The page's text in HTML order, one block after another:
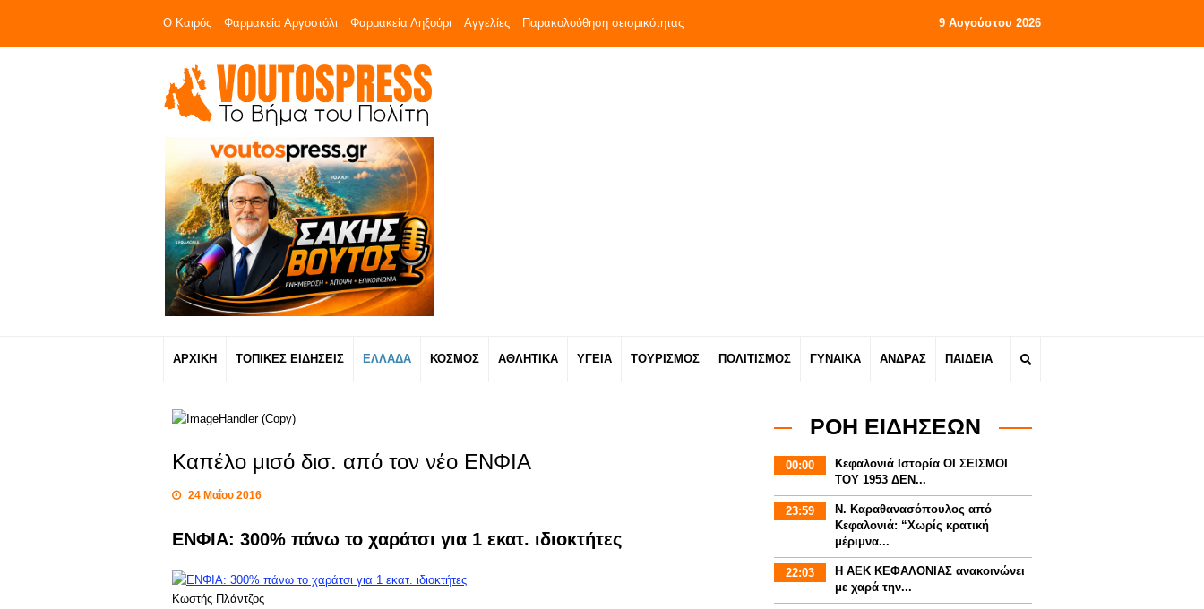
Ο Καιρός Φαρμακεία Αργοστόλι Φαρμακεία Ληξούρι Αγγελίες Παρακολούθηση σεισμικότητας 9 Αυγούστου 2026
ΑΡΧΙΚΗ ΤΟΠΙΚΕΣ ΕΙΔΗΣΕΙΣ ΕΛΛΑΔΑ ΚΟΣΜΟΣ ΑΘΛΗΤΙΚΑ ΥΓΕΙΑ ΤΟΥΡΙΣΜΟΣ ΠΟΛΙΤΙΣΜΟΣ ΓΥΝΑΙΚΑ ΑΝΔΡΑΣ ΠΑΙΔΕΙΑ
Καπέλο μισό δισ. από τον νέο ΕΝΦΙΑ
24 Μαΐου 2016
ΕΝΦΙΑ: 300% πάνω το χαράτσι για 1 εκατ. ιδιοκτήτες
Κωστής Πλάντζος
ΡΟΗ ΕΙΔΗΣΕΩΝ
00:00
Κεφαλονιά Ιστορία ΟΙ ΣΕΙΣΜΟΙ
ΤΟΥ 1953 ΔΕΝ...
23:59
Ν. Καραθανασόπουλος από
Κεφαλονιά: “Χωρίς κρατική
μέριμνα...
22:03
Η ΑΕΚ ΚΕΦΑΛΟΝΙΑΣ ανακοινώνει
με χαρά την...